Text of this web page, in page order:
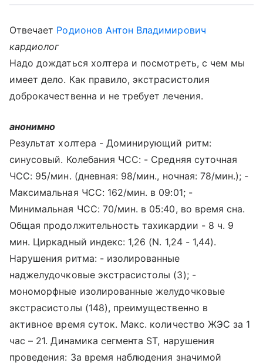
Отвечает Родионов Антон Владимирович
кардиолог
Надо дождаться холтера и посмотреть, с чем мы
имеет дело. Как правило, экстрасистолия
доброкачественна и не требует лечения.
анонимно
Результат холтера - Доминирующий ритм:
синусовый. Колебания ЧСС: - Средняя суточная
ЧСС: 95/мин. (дневная: 98/мин., ночная: 78/мин.); -
Максимальная ЧСС: 162/мин. в 09:01; -
Минимальная ЧСС: 70/мин. в 05:40, во время сна.
Общая продолжительность тахикардии - 8 ч. 9
мин. Циркадный индекс: 1,26 (N. 1,24 - 1,44).
Нарушения ритма: - изолированные
наджелудочковые экстрасистолы (3); -
мономорфные изолированные желудочковые
экстрасистолы (148), преимущественно в
активное время суток. Макс. количество ЖЭС за 1
час – 21. Динамика сегмента ST, нарушения
проведения: За время наблюдения значимой